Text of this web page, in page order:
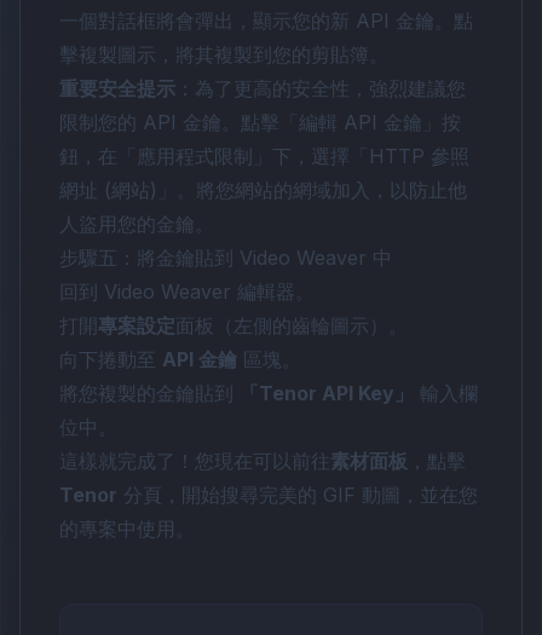
一個對話框將會彈出，顯示您的新 API 金鑰。點
擊複製圖示，將其複製到您的剪貼簿。
重要安全提示 ：為了更高的安全性，強烈建議您
限制您的 API 金鑰。點擊「編輯 API 金鑰」按
鈕，在「應用程式限制」下，選擇「HTTP 參照
網址 (網站)」。將您網站的網域加入，以防止他
人盜用您的金鑰。
步驟五：將金鑰貼到 Video Weaver 中
回到 Video Weaver 編輯器。
打開 專案設定面板（左側的齒輪圖示）。
向下捲動至 API 金鑰 區塊。
將您複製的金鑰貼到
「Tenor API Key」
輸入欄
位中。
這樣就完成了！您現在可以前往素材面板 ，點擊
Tenor 分頁，開始搜尋完美的 GIF 動圖，並在您
的專案中使用。